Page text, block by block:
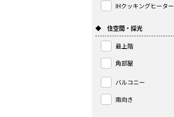
IHクッキングヒーター
◆ 住空間・採光
最上階
角部屋
バルコニー
南向き